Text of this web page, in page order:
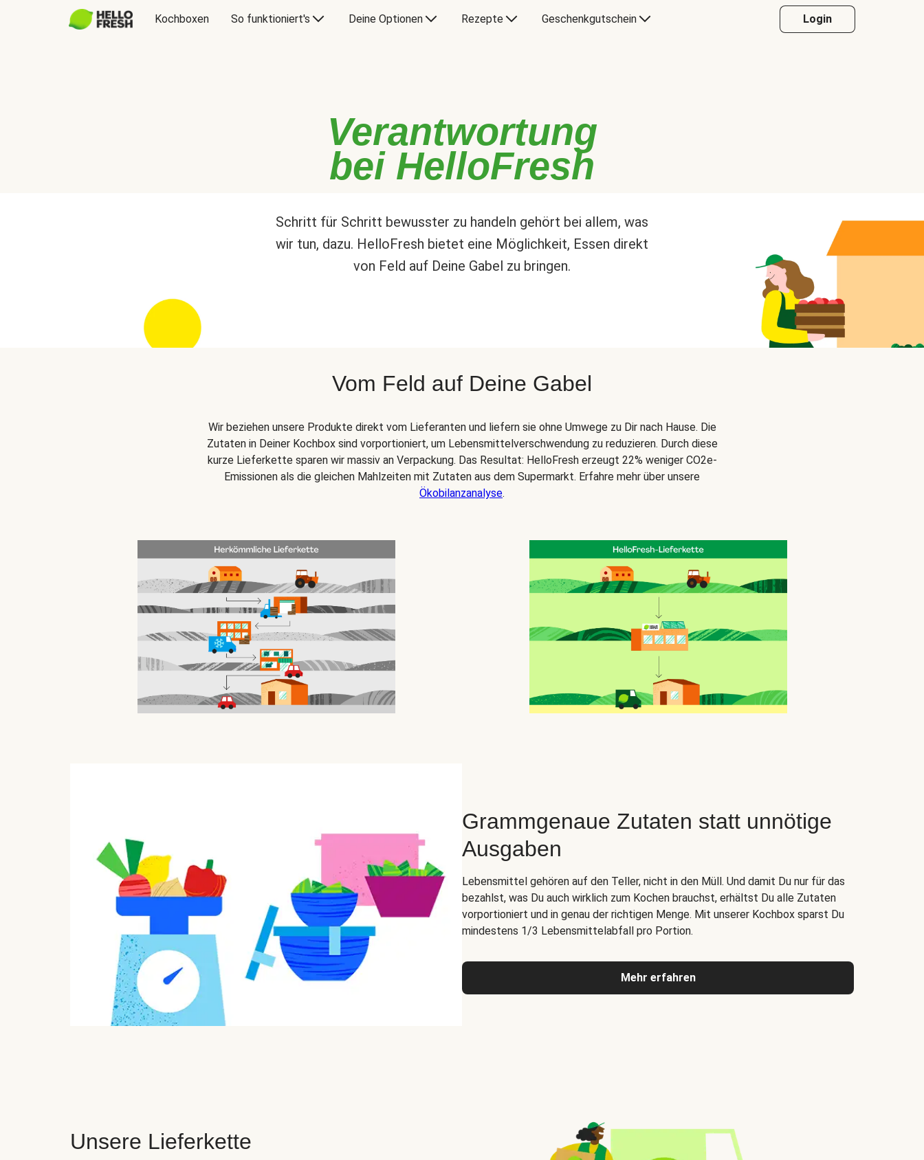
Kochboxen So funktioniert's Deine Optionen Rezepte Geschenkgutschein Login
Verantwortung
bei HelloFresh
Schritt für Schritt bewusster zu handeln gehört bei allem, was
wir tun, dazu. HelloFresh bietet eine Möglichkeit, Essen direkt
von Feld auf Deine Gabel zu bringen.
Vom Feld auf Deine Gabel
Wir beziehen unsere Produkte direkt vom Lieferanten und liefern sie ohne Umwege zu Dir nach Hause. Die
Zutaten in Deiner Kochbox sind vorportioniert, um Lebensmittelverschwendung zu reduzieren. Durch diese
kurze Lieferkette sparen wir massiv an Verpackung. Das Resultat: HelloFresh erzeugt 22% weniger CO2e-
Emissionen als die gleichen Mahlzeiten mit Zutaten aus dem Supermarkt. Erfahre mehr über unsere
Ökobilanzanalyse.
Grammgenaue Zutaten statt unnötige
Ausgaben
Lebensmittel gehören auf den Teller, nicht in den Müll. Und damit Du nur für das
bezahlst, was Du auch wirklich zum Kochen brauchst, erhältst Du alle Zutaten
vorportioniert und in genau der richtigen Menge. Mit unserer Kochbox sparst Du
mindestens 1/3 Lebensmittelabfall pro Portion.
Mehr erfahren
Unsere Lieferkette